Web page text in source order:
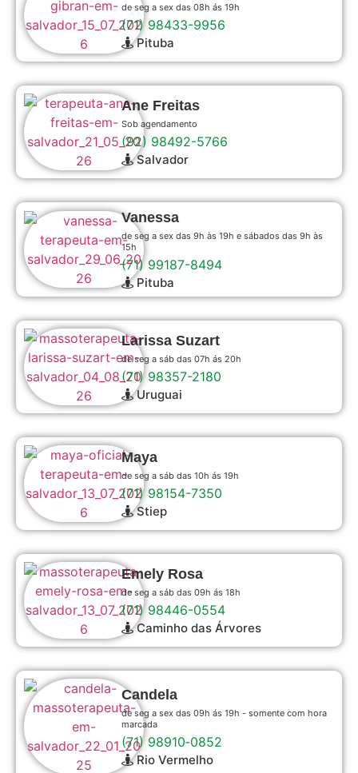
de seg a sex das 08h ás 19h
(71) 98433-9956
Pituba
Ane Freitas
Sob agendamento
(92) 98492-5766
Salvador
Vanessa
de seg a sex das 9h às 19h e sábados das 9h às
15h
(71) 99187-8494
Pituba
Larissa Suzart
de seg a sáb das 07h ás 20h
(71) 98357-2180
Uruguai
Maya
de seg a sáb das 10h ás 19h
(71) 98154-7350
Stiep
Emely Rosa
de seg a sáb das 09h ás 18h
(71) 98446-0554
Caminho das Árvores
Candela
de seg a sex das 09h ás 19h - somente com hora
marcada
(71) 98910‑0852
Rio Vermelho